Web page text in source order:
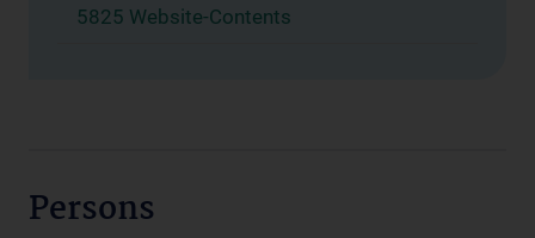
5825 Website-Contents
Persons